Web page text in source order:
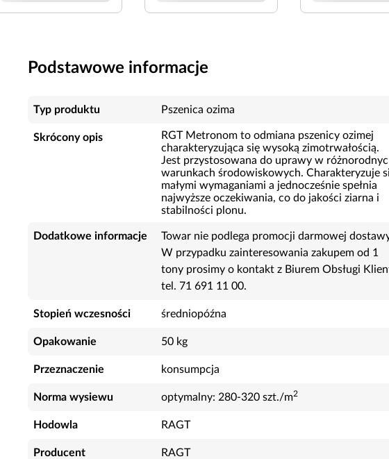
Podstawowe informacje
Typ produktu Pszenica ozima
Skrócony opis
RGT Metronom to odmiana pszenicy ozimej
charakteryzująca się wysoką zimotrwałością.
Jest przystosowana do uprawy w
warunkach środowiskowych. Charakteryzuje
małymi wymaganiami a jednocześnie spełnia
najwyższe oczekiwania, co do jakości ziarna i
stabilności plonu.
Dodatkowe informacje
Towar nie podlega promocji darmowej
W przypadku zainteresowania zakupem od 1
tony prosimy o kontakt z Biurem Obsługi
tel. 71 691 11 00.
Stopień wczesności średniopóźna
Opakowanie 50 kg
Przeznaczenie konsumpcja
Norma wysiewu optymalny: 280-320 szt./m2
Hodowla RAGT
Producent RAGT